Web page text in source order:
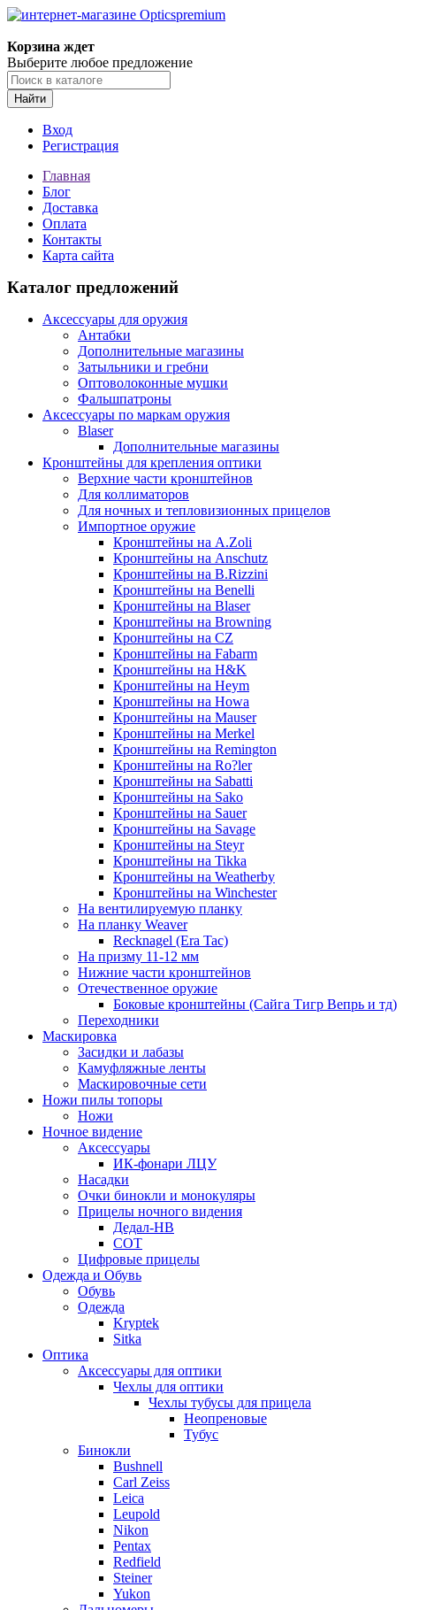
Корзина ждет
Выберите любое предложение
Найти
Вход
Регистрация
Главная
Блог
Доставка
Оплата
Контакты
Карта сайта
Каталог предложений
Аксессуары для оружия
Антабки
Дополнительные магазины
Затыльники и гребни
Оптоволоконные мушки
Фальшпатроны
Аксессуары по маркам оружия
Blaser
Дополнительные магазины
Кронштейны для крепления оптики
Верхние части кронштейнов
Для коллиматоров
Для ночных и тепловизионных прицелов
Импортное оружие
Кронштейны на A.Zoli
Кронштейны на Anschutz
Кронштейны на B.Rizzini
Кронштейны на Benelli
Кронштейны на Blaser
Кронштейны на Browning
Кронштейны на CZ
Кронштейны на Fabarm
Кронштейны на H&K
Кронштейны на Heym
Кронштейны на Howa
Кронштейны на Mauser
Кронштейны на Merkel
Кронштейны на Remington
Кронштейны на Ro?ler
Кронштейны на Sabatti
Кронштейны на Sako
Кронштейны на Sauer
Кронштейны на Savage
Кронштейны на Steyr
Кронштейны на Tikka
Кронштейны на Weatherby
Кронштейны на Winchester
На вентилируемую планку
На планку Weaver
Recknagel (Era Tac)
На призму 11-12 мм
Нижние части кронштейнов
Отечественное оружие
Боковые кронштейны (Сайга Тигр Вепрь и тд)
Переходники
Маскировка
Засидки и лабазы
Камуфляжные ленты
Маскировочные сети
Ножи пилы топоры
Ножи
Ночное видение
Аксессуары
ИК-фонари ЛЦУ
Насадки
Очки бинокли и монокуляры
Прицелы ночного видения
Дедал-НВ
СОТ
Цифровые прицелы
Одежда и Обувь
Обувь
Одежда
Kryptek
Sitka
Оптика
Аксессуары для оптики
Чехлы для оптики
Чехлы тубусы для прицела
Неопреновые
Тубус
Бинокли
Bushnell
Carl Zeiss
Leica
Leupold
Nikon
Pentax
Redfield
Steiner
Yukon